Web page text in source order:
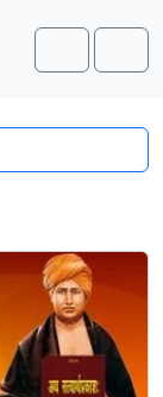
Search